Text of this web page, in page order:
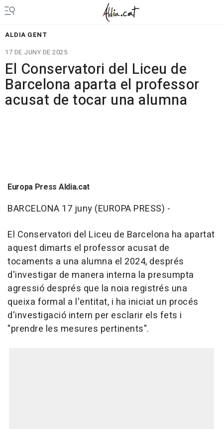
ALDIA GENT
17 DE JUNY DE 2025
El Conservatori del Liceu de
Barcelona aparta el professor
acusat de tocar una alumna
Europa Press Aldia.cat
BARCELONA 17 juny (EUROPA PRESS) -
El Conservatori del Liceu de Barcelona ha apartat
aquest dimarts el professor acusat de
tocaments a una alumna el 2024, després
d'investigar de manera interna la presumpta
agressió després que la noia registrés una
queixa formal a l'entitat, i ha iniciat un procés
d'investigació intern per esclarir els fets i
"prendre les mesures pertinents".